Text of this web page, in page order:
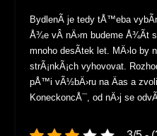
BydlenÃ­ je tedy tÅ™eba
Å¾e vÂ nÄ›m budeme Å¾Ã­t
mnoho desÃ­tek let. MÄ›lo by
strÃ¡nkÃ¡ch vyhovovat.
pÅ™i vÃ½bÄ›ru na Äas a
KoneckoncÅ¯, od nÄ›j se